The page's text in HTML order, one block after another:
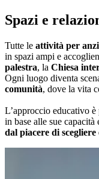
Spazi e
Tutte le attività per
in spazi ampi e
palestra, la Chiesa
Ogni luogo diventa
comunità, dove la vita
L’approccio educativo
in base alle sue capacità
dal piacere di